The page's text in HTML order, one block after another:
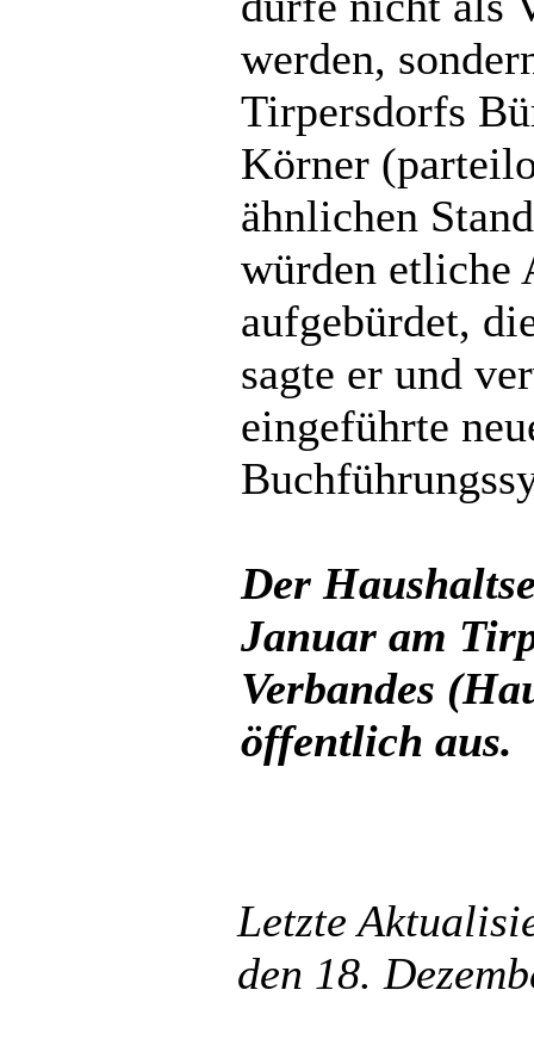
werden,
Tirpersdorfs
Körner
ähnlichen
würden etliche
aufgebürdet,
sagte er und
eingeführte
Der
Januar am
Verbandes
öffentlich aus.
Letzte
den 18.